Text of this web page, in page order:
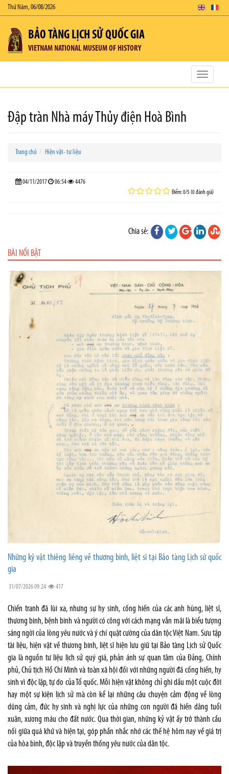
Thứ Năm, 06/08/2026
BẢO TÀNG LỊCH SỬ QUỐC GIA
VIETNAM NATIONAL MUSEUM OF HISTORY
Toggle
Đập tràn Nhà máy Thủy điện Hoà Bình
Trang chủ Hiện vật- tư liệu
04/11/2017 06:54 4476
Điểm: 0/5 (0 đánh giá)
Chia sẻ:
BÀI NỔI BẬT
Những kỷ vật thiêng liêng về thương binh, liệt sĩ tại Bảo tàng Lịch sử quốc
gia
31/07/2026 09:24 417
Chiến tranh đã lùi xa, nhưng sự hy sinh, cống hiến của các anh hùng, liệt sĩ,
thương binh, bệnh binh và người có công với cách mạng vẫn mãi là biểu tượng
sáng ngời của lòng yêu nước và ý chí quật cường của dân tộc Việt Nam. Sưu tập
tài liệu, hiện vật về thương binh, liệt sĩ hiện lưu giữ tại Bảo tàng Lịch sử Quốc
gia là nguồn tư liệu lịch sử quý giá, phản ánh sự quan tâm của Đảng, Chính
phủ, Chủ tịch Hồ Chí Minh và toàn xã hội đối với những người đã cống hiến, hy
sinh vì độc lập, tự do của Tổ quốc. Mỗi hiện vật không chỉ ghi dấu một cuộc đời
hay một sự kiện lịch sử mà còn kể lại những câu chuyện cảm động về lòng
dũng cảm, đức hy sinh và nghị lực của những con người đã hiến dâng tuổi
xuân, xương máu cho đất nước. Qua thời gian, những kỷ vật ấy trở thành cầu
nối giữa quá khứ và hiện tại, góp phần nhắc nhớ các thế hệ hôm nay về giá trị
của hòa bình, độc lập và truyền thống yêu nước của dân tộc.